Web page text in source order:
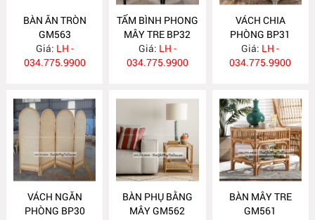
BÀN ĂN TRÒN
GM563
Giá: LH -
034.775.9900
TẤM BÌNH PHONG
MÂY TRE BP32
Giá: LH -
034.775.9900
VÁCH CHIA
PHÒNG BP31
Giá: LH -
034.775.9900
VÁCH NGĂN
PHÒNG BP30
BÀN PHỤ BẰNG
MÂY GM562
BÀN MÂY TRE
GM561